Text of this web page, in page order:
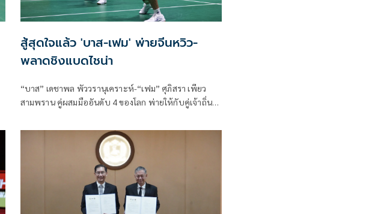
สู้สุดใจแล้ว 'บาส-เฟม' พ่ายจีนหวิว-
พลาดชิงแบดไชน่า
“บาส” เดชาพล พัววรานุเคราะห์-“เฟม” ศุภิสรา เพียว
สามพราน คู่ผสมมืออันดับ 4 ของโลก พ่ายให้กับคู่เจ้าถิ่น
เตอร์ ไชน่า โอ